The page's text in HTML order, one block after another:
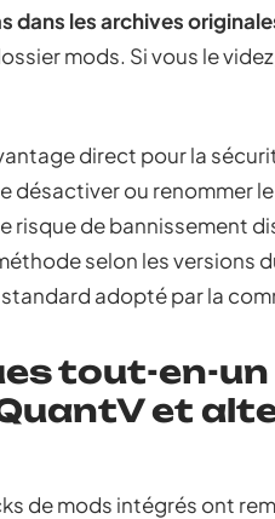
dans les archives
mods. Si vous le
direct pour la
désactiver ou renommer
risque de bannissement
selon les versions
adopté par la
tout-en-un
et
de mods intégrés ont